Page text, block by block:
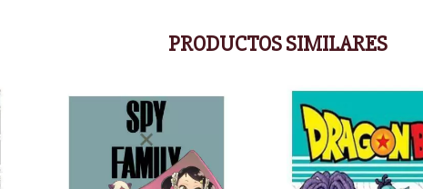
PRODUCTOS SIMILARES